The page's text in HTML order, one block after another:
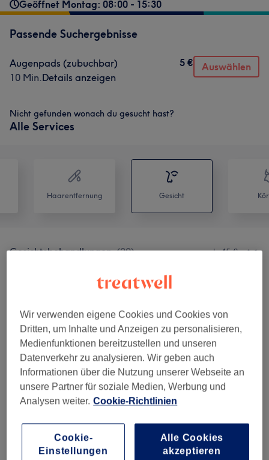
Geöffnet Montag: 08:00 - 15:30
Passende Suchergebnisse
Augenpads (zubuchbar)
10 Min.Details anzeigen
5 € Auswählen
Nicht gefunden wonach du gesucht hast?
Alle Services
Haarentfernung Gesicht
Gesichtsbehandlungen (20) ab 45 €
Permanent Make-Up (6)
Körperbehandlungen (1 ) ab 44 €
Augenbrauen & Wimpernbehandlungen (6) ab 15 €
Zubuchbare Extras ( 1) 5 €
Unsere Arbeit
Bild anklicken für weitere Details
Wir verwenden eigene Cookies und Cookies von
Dritten, um Inhalte und Anzeigen zu personalisieren,
Medienfunktionen bereitzustellen und unseren
Datenverkehr zu analysieren. Wir geben auch
Informationen über die Nutzung unserer Webseite an
unsere Partner für soziale Medien, Werbung und
Analysen weiter. Cookie-Richtlinien
Cookie-
Einstellungen
Alle Cookies
akzeptieren